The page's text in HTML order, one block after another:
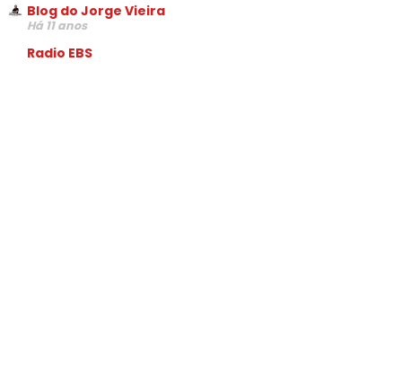
Blog do Jorge Vieira
Há 11 anos
Radio EBS